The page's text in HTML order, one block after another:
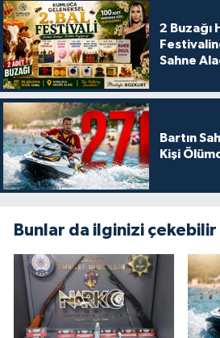
2 Buzağı
Sahne
Bartın
Kişi
Bunlar da ilginizi çekebilir